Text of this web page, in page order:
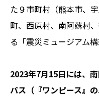
た９市町村（熊本市、
町、西原村、南阿蘇村
る「震災ミュージアム
2023年7月15日には、
パス（『ワンピース』